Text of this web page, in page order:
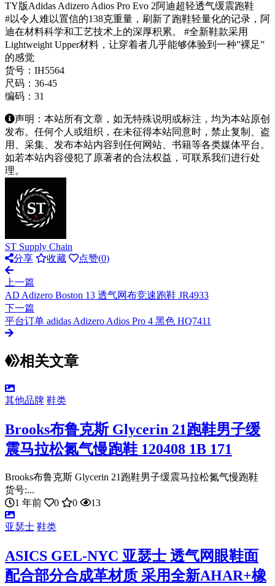
TY版Adidas Adizero Adios Pro Evo 2阿迪超轻透气缓震跑鞋
#以令人难以置信的138克重量，刷新了跑鞋轻量化的记录，阿
迪在材料科学和工艺技术上的深厚积累。 #全新鞋款采用
Lightweight Upper材料，让穿着者几乎能够体验到一种”裸足”
的感觉
货号：IH5564
尺码：36-45
编码：31
声明：本站所有文章，如无特殊说明或标注，均为本站原创
发布。任何个人或组织，在未征得本站同意时，禁止复制、盗
用、采集、发布本站内容到任何网站、书籍等各类媒体平台。
如若本站内容侵犯了原著者的合法权益，可联系我们进行处
理。
ST Supply Chain
分享
收藏 点赞(0)
上一篇
AD Adizero Boston 13 透气网布竞速跑鞋 JR4933
下一篇
平台订单 adidas Adizero Adios Pro 4 黑色 HQ7411
相关文章
其他品牌 鞋类
Brooks布鲁克斯 Glycerin 21跑鞋男子缓
震马拉松氮气慢跑鞋 120408 1B 171
Brooks布鲁克斯 Glycerin 21跑鞋男子缓震马拉松氮气慢跑鞋
货号:...
1 年前
0 0 13
亚瑟士 鞋类
ASICS GEL-NYC 亚瑟士 透气网眼鞋面
配合部分合成革材质 采用全新AHAR+橡